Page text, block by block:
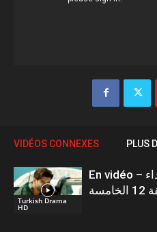
VIDÉOS CONNEXES PLUS
Turkish Drama
HD
En vidéo – مسلسل اللؤلؤة السوداء